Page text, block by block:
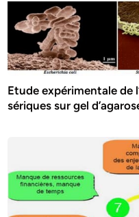
Etude expérimentale de
sériques sur gel